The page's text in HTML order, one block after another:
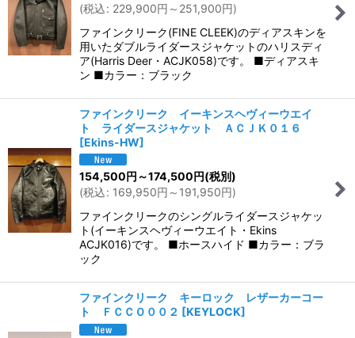
(税込: 229,900円 ～251,900円)
ファインクリーク(FINE CLEEK)のディアスキンを
用いたダブルライダースジャケットのハリスディ
ア(Harris Deer・ACJK058)です。 ■ディアスキ
ン ■カラー：ブラック
ファインクリーク イーキンスヘヴィーウエイ
ト ライダースジャケット ＡＣＪＫ０１６
[Ekins-HW]
154,500円 ～174,500円(税別)
(税込: 169,950円 ～191,950円)
ファインクリークのシングルライダースジャケッ
ト(イーキンスヘヴィーウエイト・Ekins
ACJK016)です。 ■ホースハイド ■カラー：ブラ
ック
ファインクリーク キーロック レザーカーコー
ト ＦＣＣＯ００２ [KEYLOCK]